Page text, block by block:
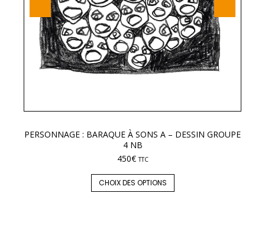
PERSONNAGE : BARAQUE À SONS A – DESSIN GROUPE
4 NB
450€ TTC
CHOIX DES OPTIONS